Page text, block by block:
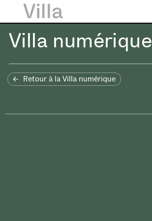
Villa numérique
Retour à la Villa numérique